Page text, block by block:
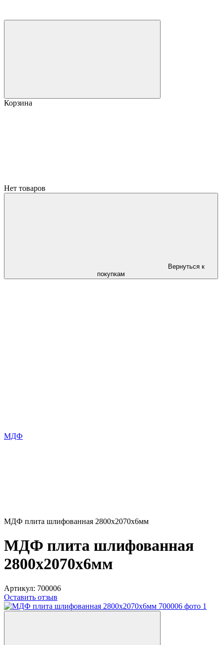
Корзина
Нет товаров
Вернуться к
покупкам
МДФ
МДФ плита шлифованная 2800x2070x6мм
МДФ плита шлифованная
2800x2070x6мм
Артикул: 700006
Оставить отзыв